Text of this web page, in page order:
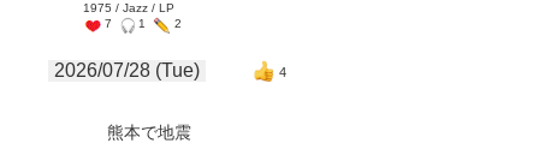
1975 / Jazz / LP
7
1 2
2026/07/28 (Tue) 4
熊本で地震